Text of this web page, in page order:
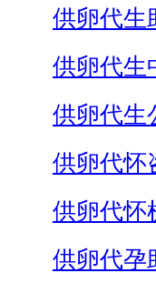
供卵代生
供卵代生
供卵代生
供卵代怀
供卵代怀
供卵代孕